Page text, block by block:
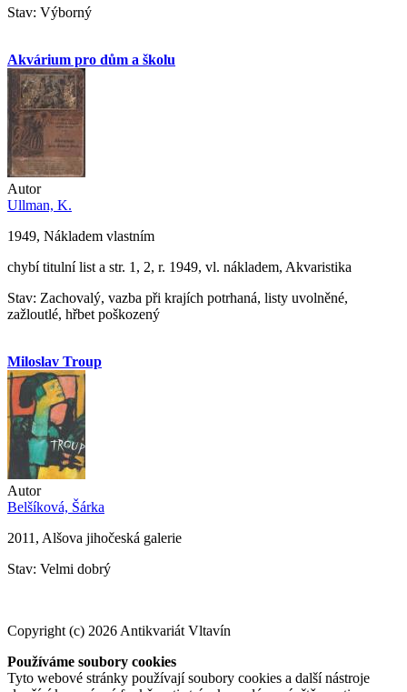
Stav: Výborný
Akvárium pro dům a školu
Autor
Ullman, K.
1949, Nákladem vlastním
chybí titulní list a str. 1, 2, r. 1949, vl. nákladem, Akvaristika
Stav: Zachovalý, vazba při krajích potrhaná, listy uvolněné,
zažloutlé, hřbet poškozený
Miloslav Troup
Autor
Belšíková, Šárka
2011, Alšova jihočeská galerie
Stav: Velmi dobrý
Copyright (c) 2026 Antikvariát Vltavín
Používáme soubory cookies
Tyto webové stránky používají soubory cookies a další nástroje